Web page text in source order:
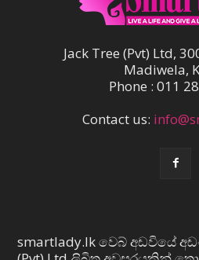
Jack Tree (Pvt) Ltd,
Madiwela,
Phone : 011
Contact us:
smartlady.lk වෙබ් අඩවියේ